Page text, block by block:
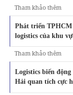
Tham khảo thêm
Phát triển
logistics của khu
Tham khảo thêm
Logistics biến
Hải quan tích cực